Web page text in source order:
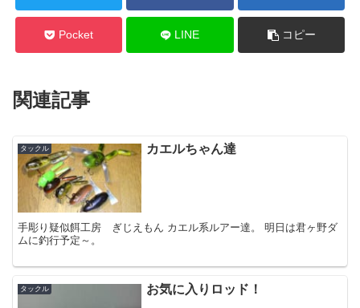
Pocket LINE コピー
関連記事
タックル カエルちゃん達
手彫り疑似餌工房 ぎじえもん カエル系ルアー達。 明日は君ヶ野ダ
ムに釣行予定～。
タックル お気に入りロッド！